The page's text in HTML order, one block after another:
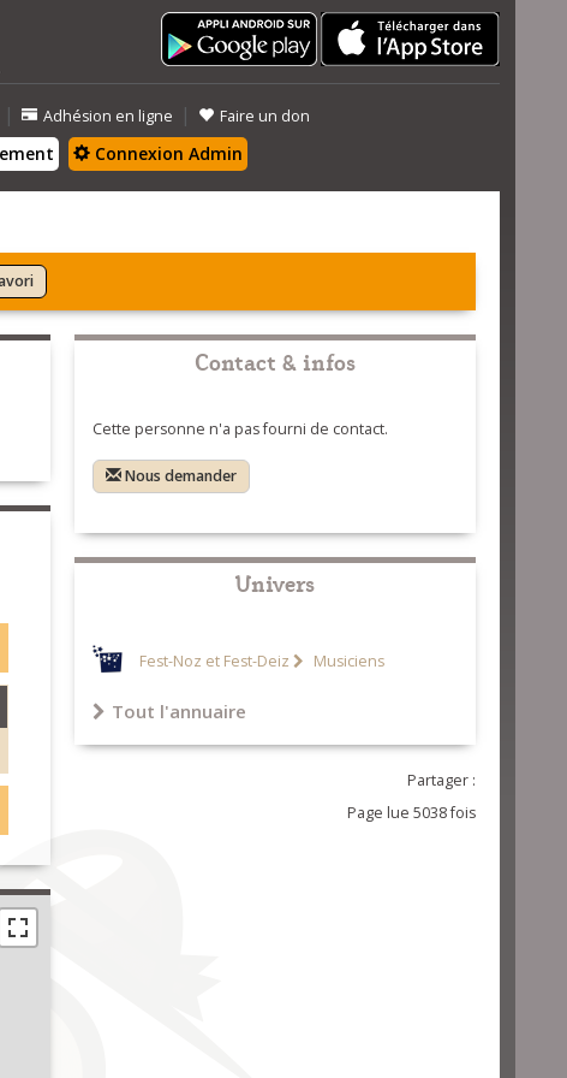
| Adhésion en ligne | Faire un don
Connexion Admin
Contact & infos
Cette personne n'a pas fourni de contact.
Nous demander
Univers
Fest-Noz et Fest-Deiz Musiciens
Tout l'annuaire
Partager :
Page lue 5038 fois